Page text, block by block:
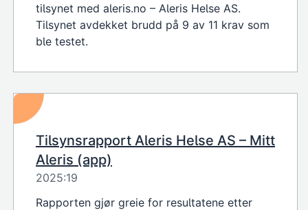
tilsynet med aleris.no – Aleris Helse AS.
Tilsynet avdekket brudd på 9 av 11 krav som
ble testet.
Tilsynsrapport Aleris Helse AS – Mitt
Aleris (app)
2025:19
Rapporten gjør greie for resultatene etter